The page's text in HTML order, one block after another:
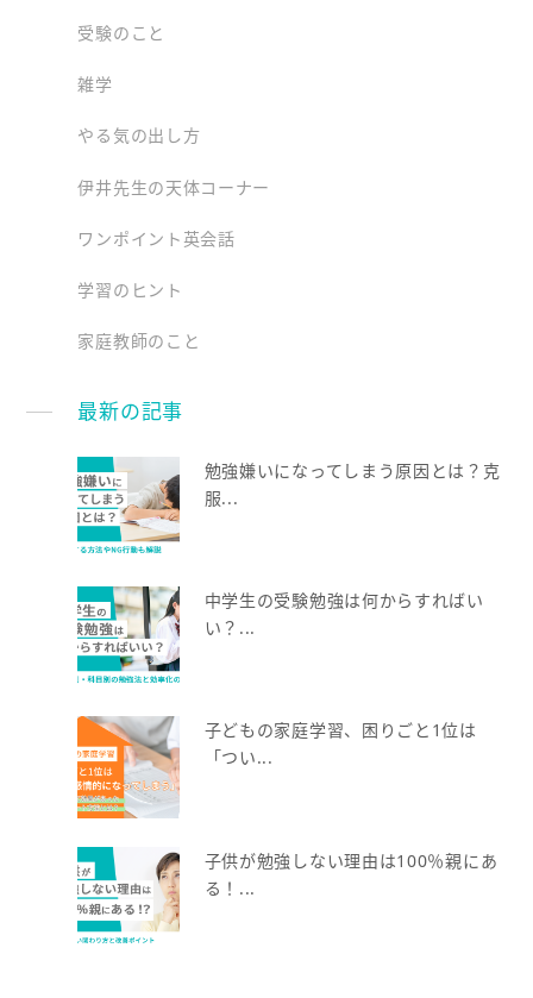
受験のこと
雑学
やる気の出し方
伊井先生の天体コーナー
ワンポイント英会話
学習のヒント
家庭教師のこと
最新の記事
勉強嫌いになってしまう原因とは？克
服...
中学生の受験勉強は何からすればい
い？...
子どもの家庭学習、困りごと1位は
「つい...
子供が勉強しない理由は100％親にあ
る！...